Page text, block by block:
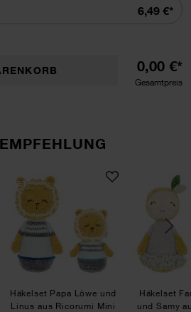
Summe
6,49 €*
0,00 €*
Gesamtpreis
aus Ricorumi Mini Me
Nilli
SET
Häkelset Papa Löwe
Häkelset Papa Löwe und
Linus aus Ricorumi Mini
Häkelset
und Samy